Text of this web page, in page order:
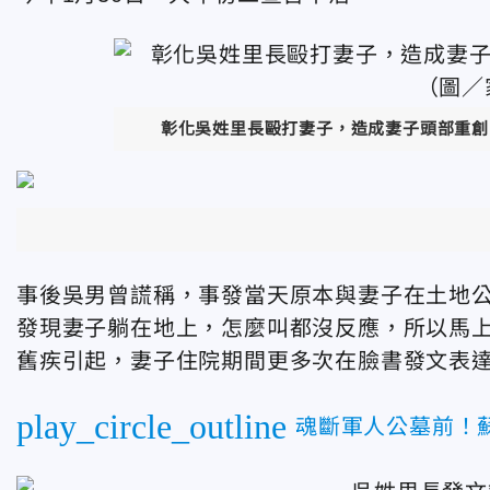
彰化吳姓里長毆打妻子，造成妻子頭部重
事後吳男曾謊稱，事發當天原本與妻子在土地
發現妻子躺在地上，怎麼叫都沒反應，所以馬
舊疾引起，妻子住院期間更多次在臉書發文表
play_circle_outline 魂斷軍人公墓前！